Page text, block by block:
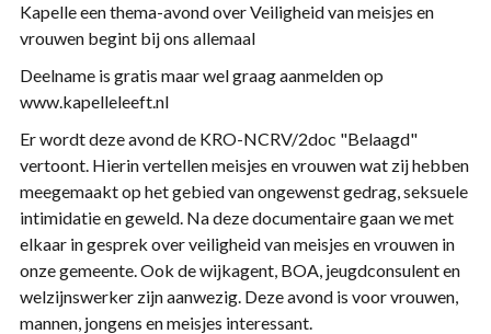
Kapelle een thema-avond over Veiligheid van meisjes en
vrouwen begint bij ons allemaal
Deelname is gratis maar wel graag aanmelden op
www.kapelleleeft.nl
Er wordt deze avond de KRO-NCRV/2doc "Belaagd"
vertoont. Hierin vertellen meisjes en vrouwen wat zij hebben
meegemaakt op het gebied van ongewenst gedrag, seksuele
intimidatie en geweld. Na deze documentaire gaan we met
elkaar in gesprek over veiligheid van meisjes en vrouwen in
onze gemeente. Ook de wijkagent, BOA, jeugdconsulent en
welzijnswerker zijn aanwezig. Deze avond is voor vrouwen,
mannen, jongens en meisjes interessant.